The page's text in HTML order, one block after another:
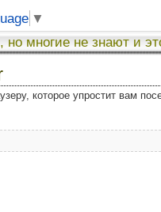
▼
многие не знают и
которое упростит вам